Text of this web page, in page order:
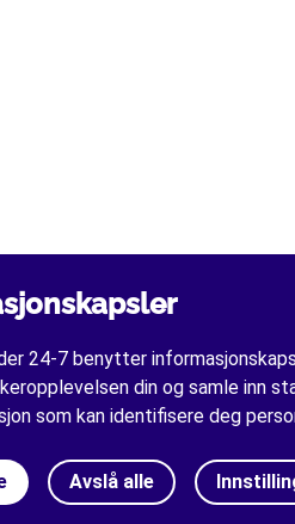
24-7 benytter
din og samle inn
som kan identifisere deg
Avslå alle